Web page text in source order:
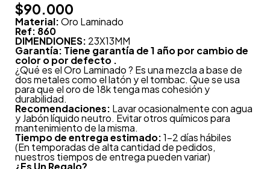
$90.000
Material:Oro Laminado
Ref: 860
DIMENDIONES: 23X13MM
Garantía: Tiene garantía de 1 año por cambio de
color o por defecto .
¿Qué es el Oro Laminado ? Es una mezcla a base de
dos metales como el latón y el tombac. Que se usa
para que el oro de 18k tenga mas cohesión y
durabilidad.
Recomendaciones: Lavar ocasionalmente con agua
y Jabón líquido neutro. Evitar otros químicos para
mantenimiento de la misma.
Tiempo de entrega estimado:1-2 días hábiles
(En temporadas de alta cantidad de pedidos,
nuestros tiempos de entrega pueden variar)
¿Es Un Regalo?